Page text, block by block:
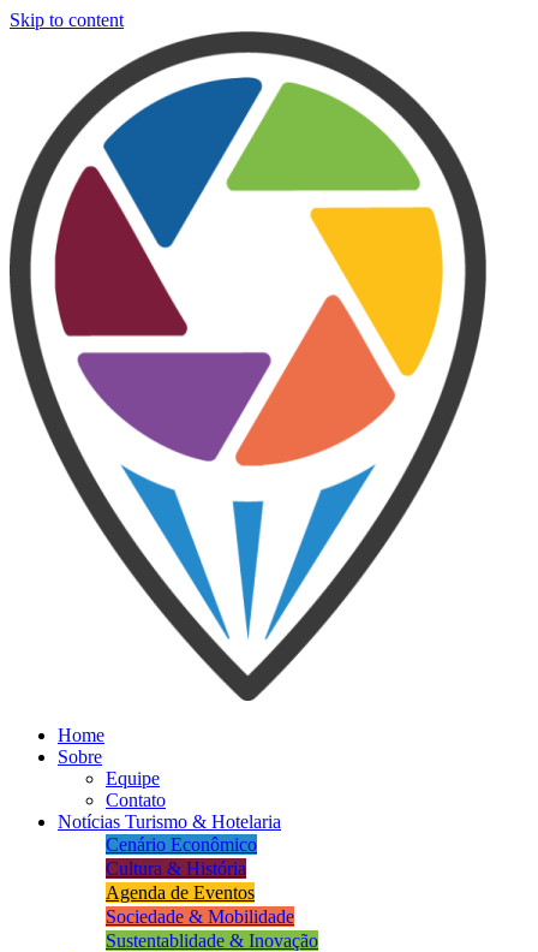
Skip to content
Home
Sobre
Equipe
Contato
Notícias Turismo & Hotelaria
Cenário Econômico
Cultura & História
Agenda de Eventos
Sociedade & Mobilidade
Sustentablidade & Inovação